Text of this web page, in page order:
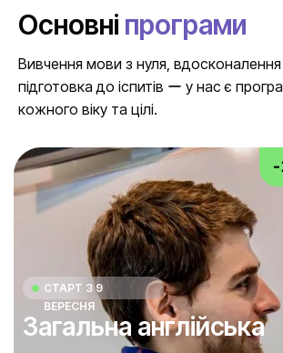
Основні програми
Вивчення мови з нуля, вдосконалення
підготовка до іспитів ー у нас є
кожного віку та цілі.
-
СТАРТ З 9
ВЕРЕСНЯ
Загальна англійська